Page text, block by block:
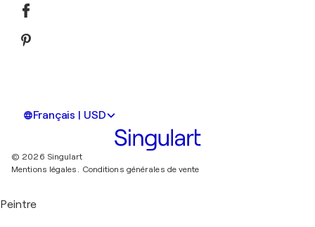
Français | USD
© 2026 Singulart
Mentions légales.
Conditions générales de vente
Peintre